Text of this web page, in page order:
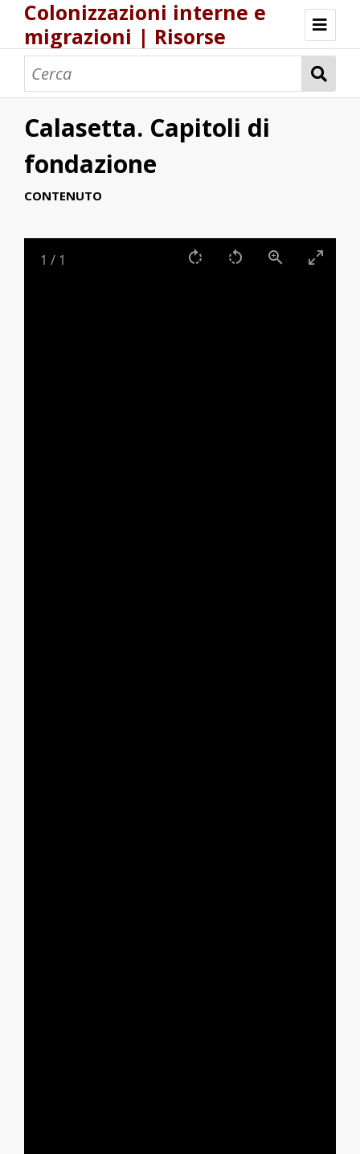
Colonizzazioni interne e
migrazioni | Risorse
Risorse Storia.DH.Unica.it
Popolamenti nel Regno di Sardegna
Una logistica europea del popolamento?
Calasetta. Capitoli di
fondazione
CONTENUTO
1 / 1